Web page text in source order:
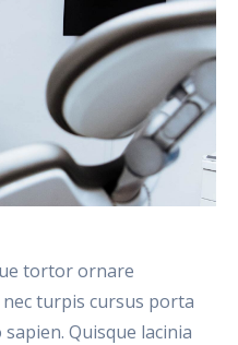
tortor ornare
turpis cursus porta
Quisque lacinia